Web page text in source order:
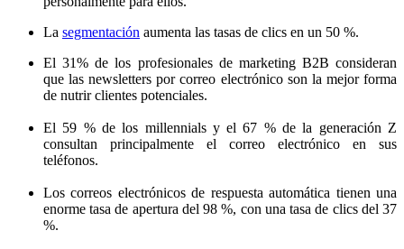
La segmentación aumenta las tasas de clics en un 50 %.
El 31% de los profesionales de marketing B2B consideran
que las newsletters por correo electrónico son la mejor forma
de nutrir clientes potenciales.
El 59 % de los millennials y el 67 % de la generación Z
consultan principalmente el correo electrónico en sus
teléfonos.
Los correos electrónicos de respuesta automática tienen una
enorme tasa de apertura del 98 %, con una tasa de clics del 37
%.